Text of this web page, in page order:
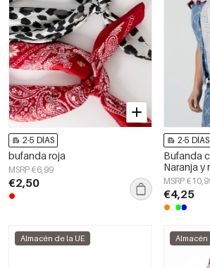
2-5 DÍAS
bufanda roja
MSRP €6,99
€2,50
2-5 DÍAS
Bufanda
Naranja y
MSRP
€4,25
Almacén de la UE Almacén